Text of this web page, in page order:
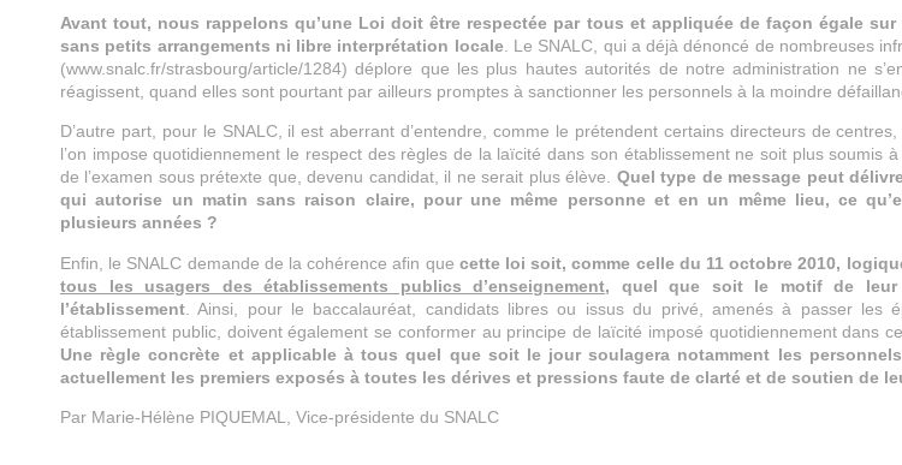
Avant tout, nous rappelons qu’une Loi doit être respectée par tous et appliquée de façon égale
sans petits arrangements ni libre interprétation locale. Le SNALC, qui a déjà dénoncé de nombreuses
(www.snalc.fr/strasbourg/article/1284) déplore que les plus hautes autorités de notre administration ne
réagissent, quand elles sont pourtant par ailleurs promptes à sanctionner les personnels à la moindre
D’autre part, pour le SNALC, il est aberrant d’entendre, comme le prétendent certains directeurs de centres,
l’on impose quotidiennement le respect des règles de la laïcité dans son établissement ne soit plus soumis
de l’examen sous prétexte que, devenu candidat, il ne serait plus élève. Quel type de message peut
qui autorise un matin sans raison claire, pour une même personne et en un même lieu, ce
plusieurs années ?
Enfin, le SNALC demande de la cohérence afin que cette loi soit, comme celle du 11 octobre 2010,
tous les usagers des établissements publics d’enseignement, quel que soit le motif de leur
l’établissement . Ainsi, pour le baccalauréat, candidats libres ou issus du privé, amenés à passer les
établissement public, doivent également se conformer au principe de laïcité imposé quotidiennement dans
Une règle concrète et applicable à tous quel que soit le jour soulagera notamment les personnels
actuellement les premiers exposés à toutes les dérives et pressions faute de clarté et de soutien de
Par Marie-Hélène PIQUEMAL, Vice-présidente du SNALC